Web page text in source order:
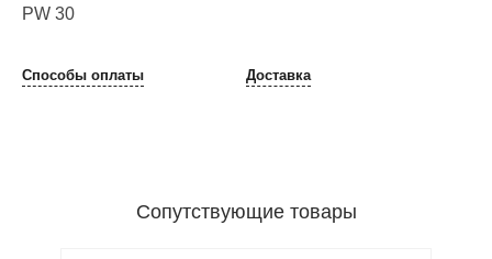
PW 30
Способы оплаты Доставка
Сопутствующие товары